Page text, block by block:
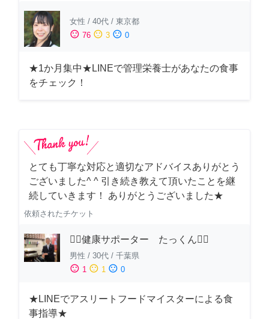
女性 / 40代 / 東京都
sentiment_satisfied 76 sentiment_neutral 3 sentiment_dissatisfied 0
★1か月集中★LINEで管理栄養士があなたの食事
をチェック！
とても丁寧な対応と適切なアドバイスありがとう
ございました^ ^ 引き続き教えて頂いたことを継
続していきます！ ありがとうございました★
依頼されたチケット
🏋️‍♂️健康サポーター たっくん🏋️‍♂️
男性 / 30代 / 千葉県
sentiment_satisfied 1 sentiment_neutral 1 sentiment_dissatisfied 0
★LINEでアスリートフードマイスターによる食
事指導★